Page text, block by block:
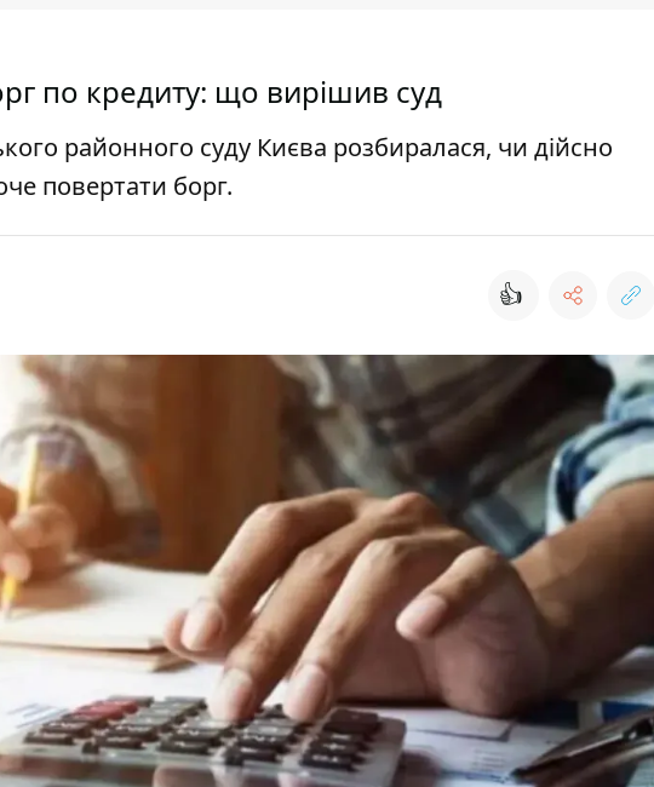
по кредиту: що вирішив суд
районного суду Києва розбиралася, чи дійсно
повертати борг.
👍